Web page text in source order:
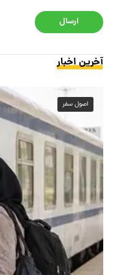
ارسال
آخرین اخبار
اصول سفر